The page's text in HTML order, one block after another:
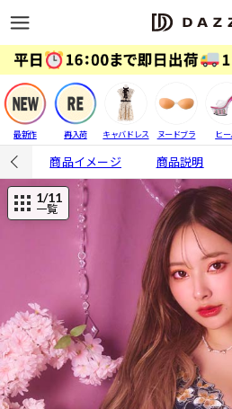
最新作 再入荷 キャバドレス ヌードブラ ヒ
商品イメージ 商品説明
1/11
一覧